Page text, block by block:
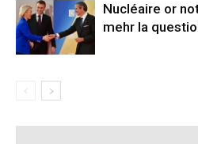
Nucléaire or
mehr la